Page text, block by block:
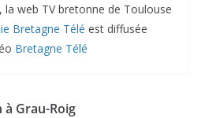
, la web TV bretonne de Toulouse
Bretagne Télé est diffusée
Bretagne Télé
Grau-Roig